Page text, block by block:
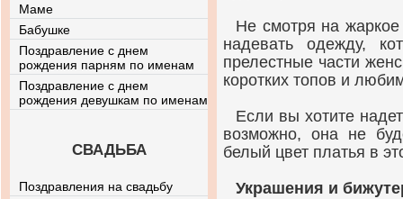
Не смотря на
надевать одежду,
прелестные части
коротких топов и
Если вы хотите
возможно, она не
белый цвет платья в
Украшения и
Маме
Бабушке
Поздравление с днем
рождения парням по именам
Поздравление с днем
рождения девушкам по именам
СВАДЬБА
Поздравления на свадьбу